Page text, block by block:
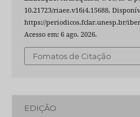
10.21723/riaee.v16i4.15688.
https://periodicos.fclar.unesp.br/
Acesso em: 6 ago. 2026.
Fomatos de Citação
EDIÇÃO